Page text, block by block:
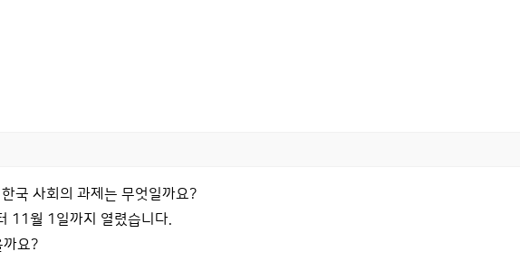
국 사회의 과제는 무엇일까요?
11월 1일까지 열렸습니다.
요?